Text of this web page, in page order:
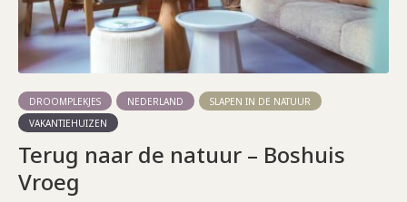
DROOMPLEKJES NEDERLAND
SLAPEN IN DE NATUUR
VAKANTIEHUIZEN
Terug naar de natuur – Boshuis
Vroeg